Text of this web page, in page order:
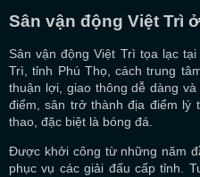
Sân vận động Việt Trì
Sân vận động Việt Trì tọa lạc
Trì, tỉnh Phú Thọ, cách trung
thuận lợi, giao thông dễ dàng
điểm, sân trở thành địa điểm lý
thao, đặc biệt là bóng đá.
Được khởi công từ những năm
phục vụ các giải đấu cấp tỉnh.